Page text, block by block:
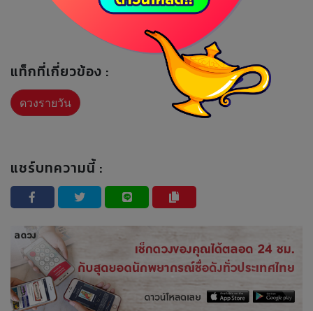
แท็กที่เกี่ยวข้อง :
ดวงรายวัน
แชร์บทความนี้ :